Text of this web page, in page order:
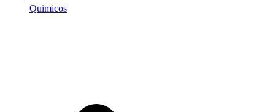
Quimicos